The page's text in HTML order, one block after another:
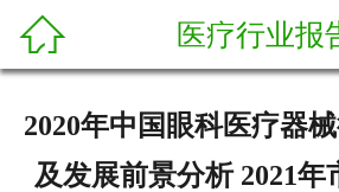
 医疗行业报
2020年中国眼科医疗器
及发展前景分析 2021年